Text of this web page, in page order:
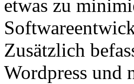
etwas zu
Zusätzlich
Wordpress und